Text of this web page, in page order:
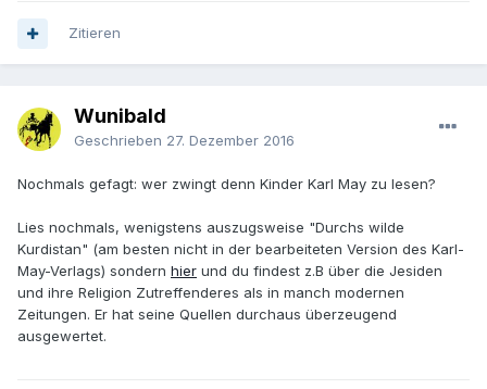
Zitieren
Wunibald
Geschrieben 27. Dezember 2016
Nochmals gefagt: wer zwingt denn Kinder Karl May zu lesen?
Lies nochmals, wenigstens auszugsweise "Durchs wilde
Kurdistan" (am besten nicht in der bearbeiteten Version des Karl-
May-Verlags) sondern hier und du findest z.B über die Jesiden
und ihre Religion Zutreffenderes als in manch modernen
Zeitungen. Er hat seine Quellen durchaus überzeugend
ausgewertet.